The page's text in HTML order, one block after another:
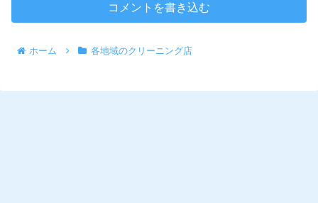
コメントを書き込む
ホーム 各地域のクリーニング店